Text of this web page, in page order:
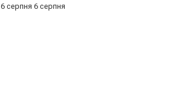
6 серпня 6 серпня